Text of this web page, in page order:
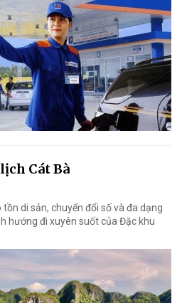
Cát Bà
di sản, chuyển đổi số và đa dạng
hướng đi xuyên suốt của Đặc khu